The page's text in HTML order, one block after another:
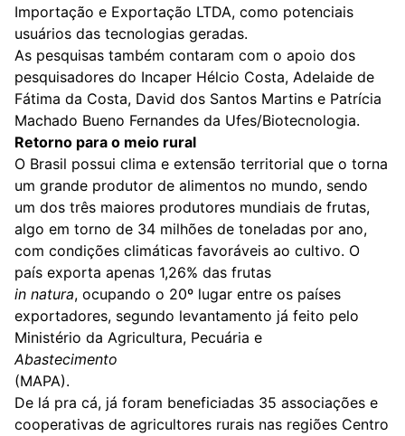
Importação e Exportação LTDA, como potenciais
usuários das tecnologias geradas.
As pesquisas também contaram com o apoio dos
pesquisadores do Incaper Hélcio Costa, Adelaide de
Fátima da Costa, David dos Santos Martins e Patrícia
Machado Bueno Fernandes da Ufes/Biotecnologia.
Retorno para o meio rural
O Brasil possui clima e extensão territorial que o torna
um grande produtor de alimentos no mundo, sendo
um dos três maiores produtores mundiais de frutas,
algo em torno de 34 milhões de toneladas por ano,
com condições climáticas favoráveis ao cultivo. O
país exporta apenas 1,26% das frutas
in natura, ocupando o 20º lugar entre os países
exportadores, segundo levantamento já feito pelo
Ministério da Agricultura, Pecuária e
Abastecimento
(MAPA).
De lá pra cá, já foram beneficiadas 35 associações e
cooperativas de agricultores rurais nas regiões Centro